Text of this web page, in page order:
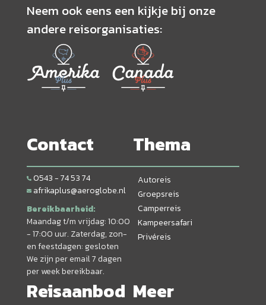
Neem ook eens een kijkje bij onze
andere reisorganisaties:
Contact
0543 - 74 53 74
afrikaplus@aeroglobe.nl
Bereikbaarheid:
Maandag t/m vrijdag: 10:00
- 17:00 uur. Zaterdag, zon-
en feestdagen: gesloten
We zijn per email 7 dagen
per week bereikbaar.
Thema
Autoreis
Groepsreis
Camperreis
Kampeersafari
Privéreis
Reisaanbod Meer